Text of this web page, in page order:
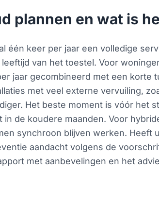
plannen en wat is
één keer per jaar een volledige
van het toestel. Voor
jaar gecombineerd met een korte
met veel externe vervuiling,
Het beste moment is vóór het
de koudere maanden. Voor
synchroon blijven werken.
aandacht volgens de
met aanbevelingen en het